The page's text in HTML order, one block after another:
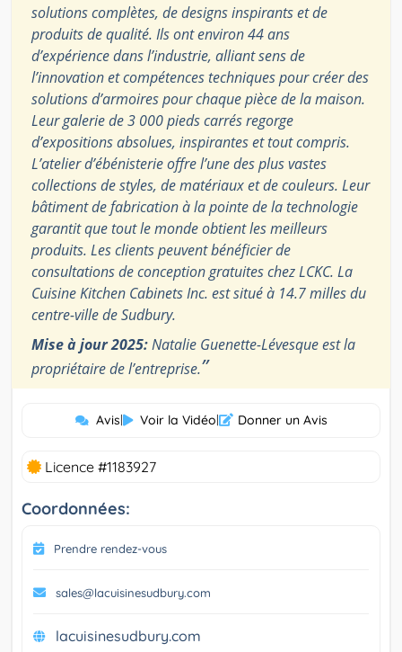
solutions complètes, de designs inspirants et de
produits de qualité. Ils ont environ 44 ans
d’expérience dans l’industrie, alliant sens de
l’innovation et compétences techniques pour créer des
solutions d’armoires pour chaque pièce de la maison.
Leur galerie de 3 000 pieds carrés regorge
d’expositions absolues, inspirantes et tout compris.
L’atelier d’ébénisterie offre l’une des plus vastes
collections de styles, de matériaux et de couleurs. Leur
bâtiment de fabrication à la pointe de la technologie
garantit que tout le monde obtient les meilleurs
produits. Les clients peuvent bénéficier de
consultations de conception gratuites chez LCKC. La
Cuisine Kitchen Cabinets Inc. est situé à 14.7 milles du
centre-ville de Sudbury.
Mise à jour 2025:Natalie Guenette-Lévesque est la
propriétaire de l’entreprise.”
Avis| Voir la Vidéo| Donner un Avis
Licence #1183927
Coordonnées:
Prendre rendez-vous
sales@lacuisinesudbury.com
lacuisinesudbury.com